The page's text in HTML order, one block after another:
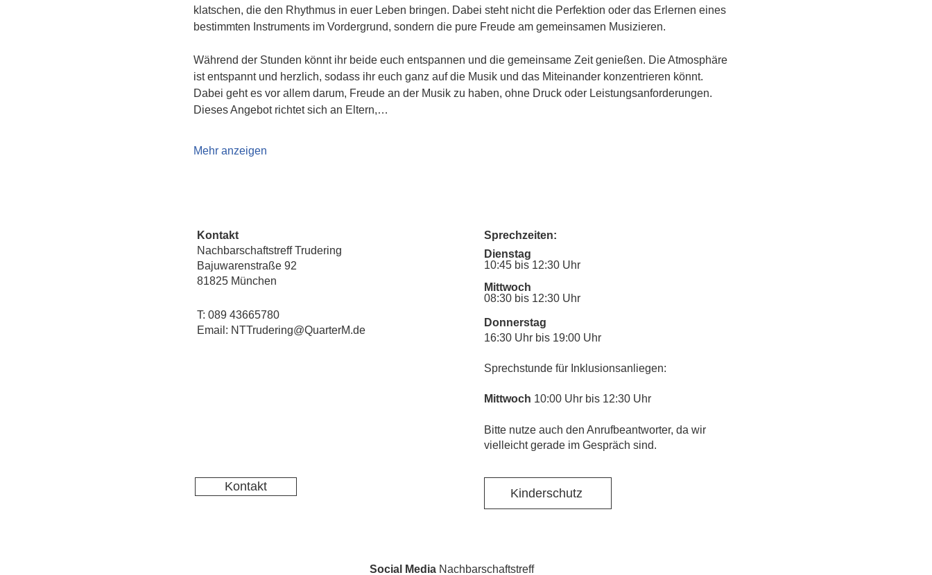
klatschen, die den Rhythmus in euer Leben bringen. Dabei steht nicht die Perfektion oder das Erlernen eines
bestimmten Instruments im Vordergrund, sondern die pure Freude am gemeinsamen Musizieren.
Während der Stunden könnt ihr beide euch entspannen und die gemeinsame Zeit genießen. Die Atmosphäre
ist entspannt und herzlich, sodass ihr euch ganz auf die Musik und das Miteinander konzentrieren könnt.
Dabei geht es vor allem darum, Freude an der Musik zu haben, ohne Druck oder Leistungsanforderungen.
Dieses Angebot richtet sich an Eltern,…
Mehr anzeigen
Kontakt
Nachbarschaftstreff Trudering
Bajuwarenstraße 92
81825 München
T: 089 43665780
Email: NTTrudering@QuarterM.de
Kontakt
Sprechzeiten:
Dienstag
10:45 bis 12:30 Uhr
Mittwoch
08:30 bis 12:30 Uhr
Donnerstag
16:30 Uhr bis 19:00 Uhr
Sprechstunde für Inklusionsanliegen:
Mittwoch 10:00 Uhr bis 12:30 Uhr
​Bitte nutze auch den Anrufbeantworter, da wir
vielleicht gerade im Gespräch sind.
Kinderschutz
Social MediaNachbarschaftstreff